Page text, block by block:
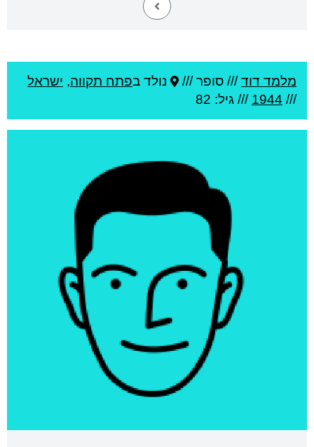
מלמד דוד/// סופר /// נולד בפתח תקווה, ישראל
///
1944 /// גיל: 82